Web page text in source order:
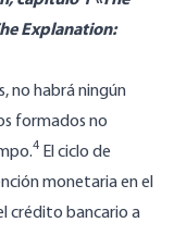
Explanation:
no habrá ningún
formados no
4 El ciclo de
monetaria en el
crédito bancario a